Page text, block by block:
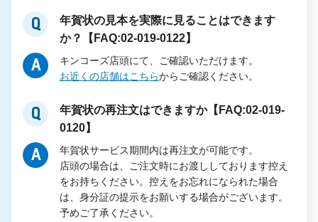
Q
年賀状の見本を実際に見ることはできます
か？【FAQ:02-019-0122】
A
キンコーズ店頭にて、ご確認いただけます。
お近くの店舗はこちらからご確認ください。
Q
年賀状の再注文はできますか【FAQ:02-019-
0120】
A
年賀状サービス期間内は再注文が可能です。
店頭の場合は、ご注文時にお渡ししております控え
をお持ちください。控えをお忘れになられた場合
は、身分証の提示をお願いする場合がございます。
予めご了承ください。